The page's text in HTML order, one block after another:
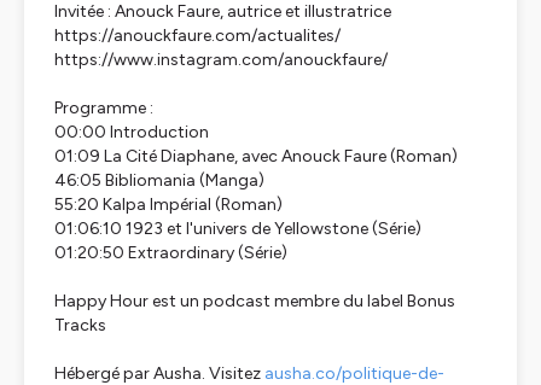
Invitée : Anouck Faure, autrice et illustratrice
https://anouckfaure.com/actualites/
https://www.instagram.com/anouckfaure/
Programme :
00:00 Introduction
01:09 La Cité Diaphane, avec Anouck Faure (Roman)
46:05 Bibliomania (Manga)
55:20 Kalpa Impérial (Roman)
01:06:10 1923 et l'univers de Yellowstone (Série)
01:20:50 Extraordinary (Série)
Happy Hour est un podcast membre du label Bonus
Tracks
Hébergé par Ausha. Visitez ausha.co/politique-de-